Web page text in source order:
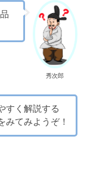
秀次郎
すく解説する
みてみようぞ！